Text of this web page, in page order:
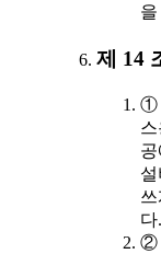
제 14
①
다.
②